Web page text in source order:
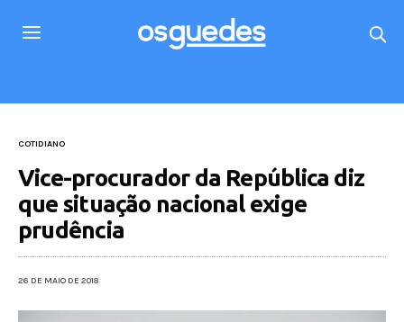
COTIDIANO
Vice-procurador da República diz
que situação nacional exige
prudência
26 DE MAIO DE 2018